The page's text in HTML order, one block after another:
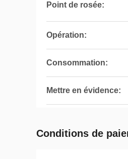
Point de rosée:
Opération:
Consommation:
Mettre en évidence:
Conditions de